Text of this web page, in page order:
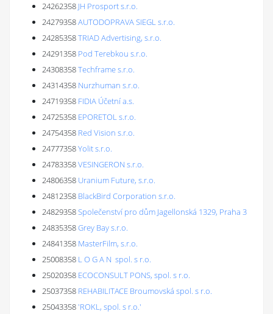
24262358 JH Prosport s.r.o.
24279358AUTODOPRAVA SIEGL s.r.o.
24285358TRIAD Advertising, s.r.o.
24291358 Pod Terebkou s.r.o.
24308358Techframe s.r.o.
24314358 Nurzhuman s.r.o.
24719358 FIDIA Účetní a.s.
24725358 EPORETOL s.r.o.
24754358 Red Vision s.r.o.
24777358Yolit s.r.o.
24783358VESINGERON s.r.o.
24806358 Uranium Future, s.r.o.
24812358 BlackBird Corporation s.r.o.
24829358Společenství pro dům Jagellonská 1329, Praha 3
24835358Grey Bay s.r.o.
24841358 MasterFilm, s.r.o.
25008358 L O G A N spol. s r.o.
25020358 ECOCONSULT PONS, spol. s r.o.
25037358 REHABILITACE Broumovská spol. s r.o.
25043358'ROKL, spol. s r.o.'